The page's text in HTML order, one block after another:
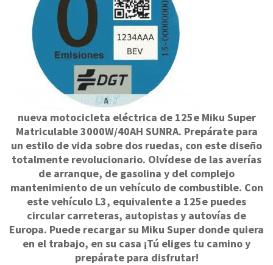
nueva motocicleta eléctrica de 125e Miku Super
Matriculable 3000W/40AH SUNRA. Prepárate para
un estilo de vida sobre dos ruedas, con este diseño
totalmente revolucionario. Olvídese de las averías
de arranque, de gasolina y del complejo
mantenimiento de un vehículo de combustible. Con
este vehículo L3, equivalente a 125e puedes
circular carreteras, autopistas y autovías de
Europa. Puede recargar su Miku Super donde quiera
en el trabajo, en su casa ¡Tú eliges tu camino y
prepárate para disfrutar!